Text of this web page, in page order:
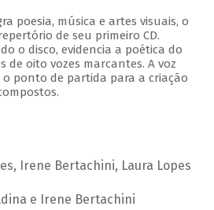
poesia, música e artes visuais, o
de seu primeiro CD.
o disco, evidencia a poética do
de oito vozes marcantes. A voz
ponto de partida para a criação
Irene Bertachini, Laura Lopes
e Irene Bertachini